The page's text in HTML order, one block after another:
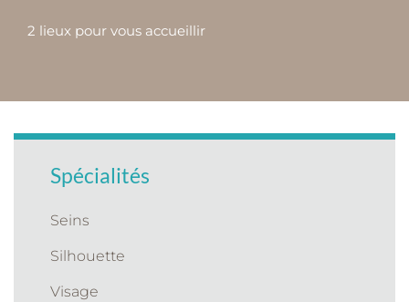
2 lieux pour vous accueillir
Spécialités
Seins
Silhouette
Visage